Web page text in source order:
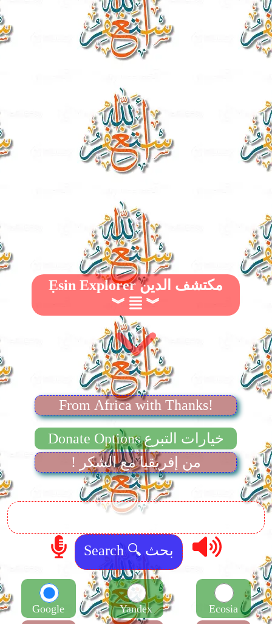
Ẹsin Explorer مكتشف الدين
︾
︾
From Africa with Thanks!
Donate Options خيارات التبرع
! من إفريقيا مع الشكر
Google Yandex Ecosia